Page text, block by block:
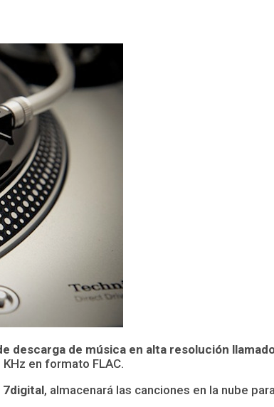
descarga de música en alta resolución
en formato FLAC.
7digital, almacenará las canciones en la nube